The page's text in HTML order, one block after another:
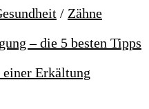
/ Zähne
– die 5 besten Tipps